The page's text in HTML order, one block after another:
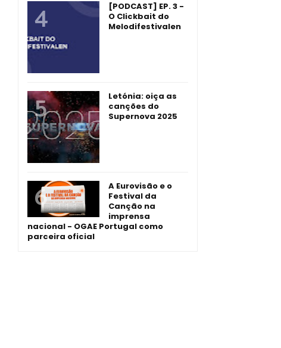
[PODCAST] EP. 3 -
O Clickbait do
Melodifestivalen
Letónia: oiça as
canções do
Supernova 2025
A Eurovisão e o
Festival da
Canção na
imprensa
nacional - OGAE Portugal como
parceira oficial